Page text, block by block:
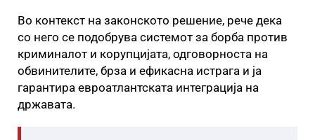
Во контекст на законското решение, рече дека
со него се подобрува системот за борба против
криминалот и корупцијата, одговорноста на
обвинителите, брза и ефикасна истрага и ја
гарантира евроатлантската интеграција на
државата.